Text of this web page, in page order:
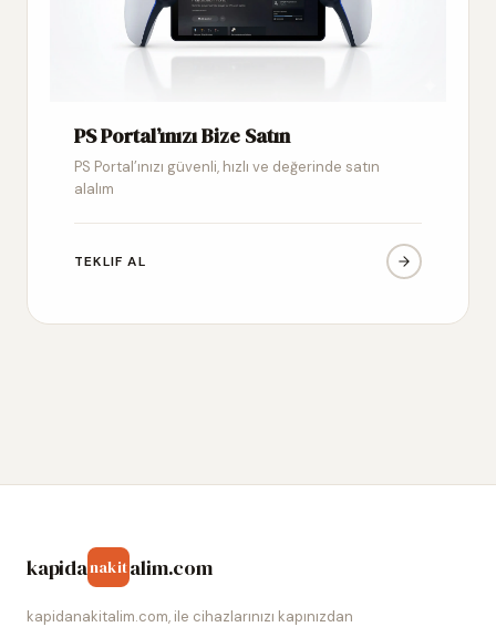
PS Portal’ınızı Bize Satın
PS Portal’ınızı güvenli, hızlı ve değerinde satın
alalım
TEKLIF AL
kapidanakitalim.com
kapidanakitalim.com, ile cihazlarınızı kapınızdan